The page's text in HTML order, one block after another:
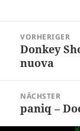
VORHERIGER
Vorheriger
Beitrag:
Donkey
nuova
NÄCHSTER
Nächster
Beitrag:
paniq –